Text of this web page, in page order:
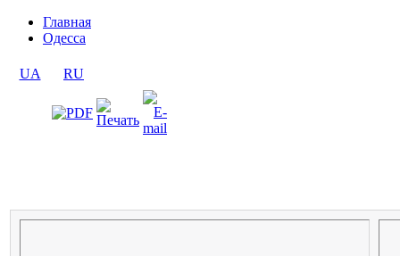
Главная
Одесса
UA RU